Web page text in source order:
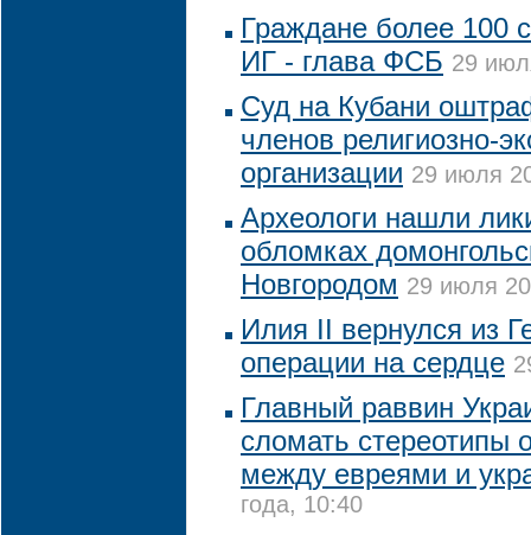
Граждане более 100
ИГ - глава ФСБ 29
Суд на Кубани
членов религиозно-
организации 29 июля
Археологи нашли
обломках
Новгородом 29 июля
Илия II вернулся из
операции на сердце
Главный раввин
сломать стереотипы
между евреями и
года, 10:40